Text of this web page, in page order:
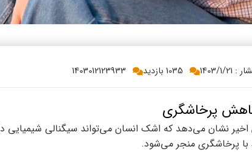
Turkish
1/21 1035 بازدید 1403012123933
پرخاشگری
نشان می‌دهد که اشک انسان می‌تواند سیگنالی شیمیایی
با پرخاشگری منجر می‌شود.